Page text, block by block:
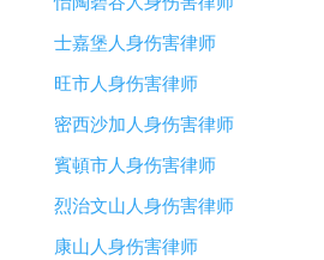
士嘉堡人身伤害律师
旺市人身伤害律师
密西沙加人身伤害律师
賓頓市人身伤害律师
烈治文山人身伤害律师
康山人身伤害律师